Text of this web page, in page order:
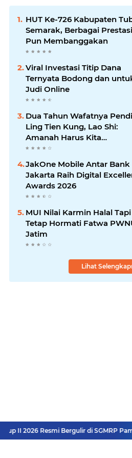
HUT Ke-726 Kabupaten
Semarak, Berbagai
Pun Membanggakan
Viral Investasi Titip Dana
Ternyata Bodong dan
Judi Online
Dua Tahun Wafatnya
Ling Tien Kung, Lao Shi:
Amanah Harus Kita
Laksanakan!
JakOne Mobile Antar Bank
Jakarta Raih Digital
Awards 2026
MUI Nilai Karmin Halal Tapi
Tetap Hormati Fatwa
Jatim
Lihat
II 2026 Resmi Bergulir di SGMRP